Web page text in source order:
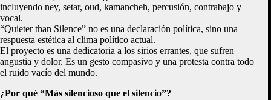
incluyendo ney, setar, oud, kamancheh, percusión, contrabajo y
vocal.
“Quieter than Silence” no es una declaración política, sino una
respuesta estética al clima político actual.
El proyecto es una dedicatoria a los sirios errantes, que sufren
angustia y dolor. Es un gesto compasivo y una protesta contra todo
el ruido vacío del mundo.
¿Por qué “Más silencioso que el silencio”?